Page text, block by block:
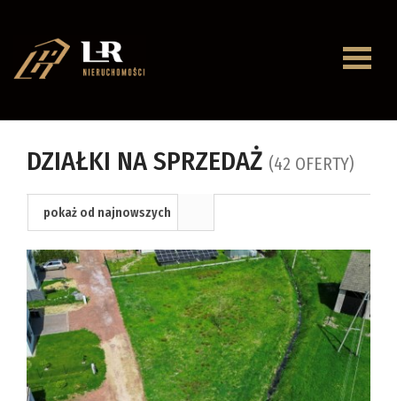
Oferty
Domy
Dzialki
Lokale
DZIAŁKI NA SPRZEDAŻ (42 OFERTY)
pokaż od najnowszych